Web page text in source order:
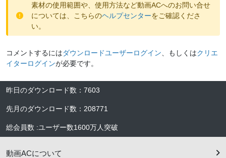
素材の使用範囲や、使用方法など動画ACへのお問い合せ
については、こちらのヘルプセンターをご確認くださ
い。
コメントするにはダウンロードユーザーログイン 、もしくはクリエ
イターログインが必要です。
昨日のダウンロード数 ： 7603
先月のダウンロード数 ： 208771
総会員数 :ユーザー数1600万人 突破
動画ACについて